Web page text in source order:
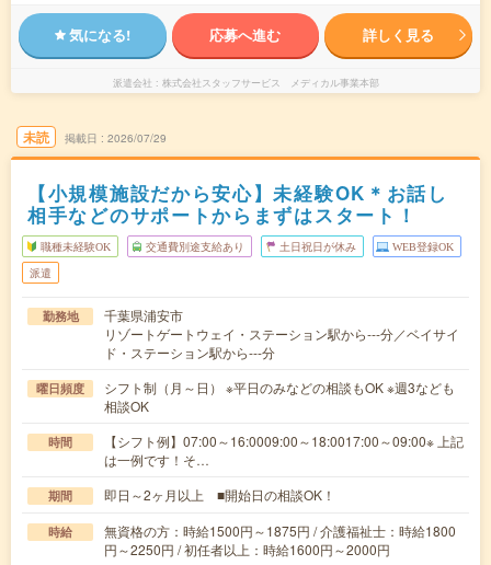
気になる! 応募へ進む 詳しく見る
派遣会社 株式会社スタッフサービス メディカル事業本部
未読 掲載日 2026/07/29
【小規模施設だから安心】未経験OK＊お話し
相手などのサポートからまずはスタート！
職種未経験OK 交通費別途支給あり 土日祝日が休み WEB登録OK
派遣
勤務地
千葉県浦安市
リゾートゲートウェイ・ステーション駅から---分／ベイサイ
ド・ステーション駅から---分
曜日頻度
シフト制（月～日） ※平日のみなどの相談もOK ※週3なども
相談OK
時間
【シフト例】07:00～16:0009:00～18:0017:00～09:00※ 上記
は一例です！そ…
期間 即日～2ヶ月以上 ■開始日の相談OK！
時給
無資格の方：時給1500円～1875円 / 介護福祉士：時給1800
円～2250円 / 初任者以上：時給1600円～2000円